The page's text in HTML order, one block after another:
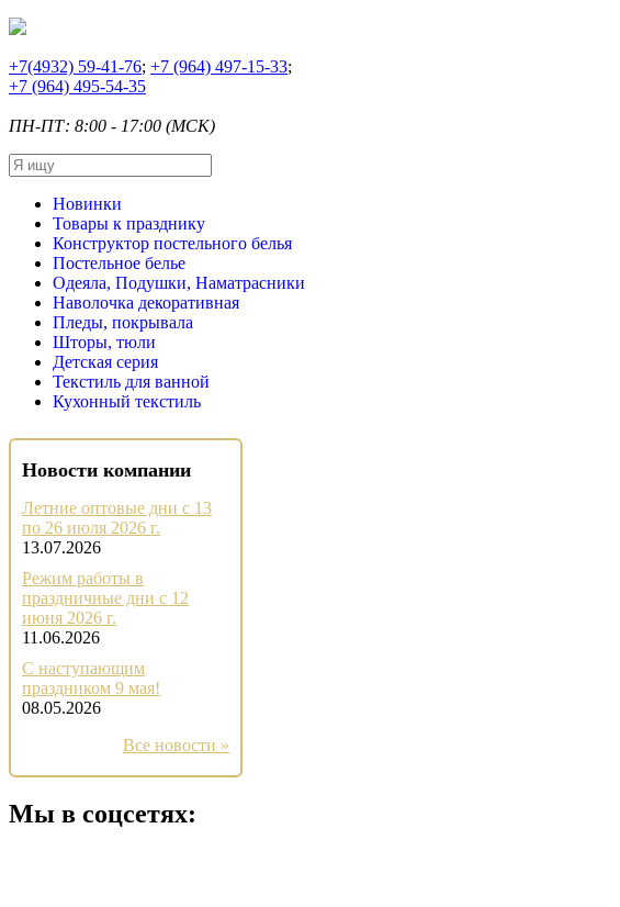
+7(4932) 59-41-76; +7 (964) 497-15-33;
+7 (964) 495-54-35
ПН-ПТ: 8:00 - 17:00 (МСК)
Новинки
Товары к празднику
Конструктор постельного белья
Постельное белье
Одеяла, Подушки, Наматрасники
Наволочка декоративная
Пледы, покрывала
Шторы, тюли
Детская серия
Текстиль для ванной
Кухонный текстиль
Новости компании
Летние оптовые дни с 13
по 26 июля 2026 г.
13.07.2026
Режим работы в
праздничные дни с 12
июня 2026 г.
11.06.2026
С наступающим
праздником 9 мая!
08.05.2026
Все новости »
Мы в соцсетях: